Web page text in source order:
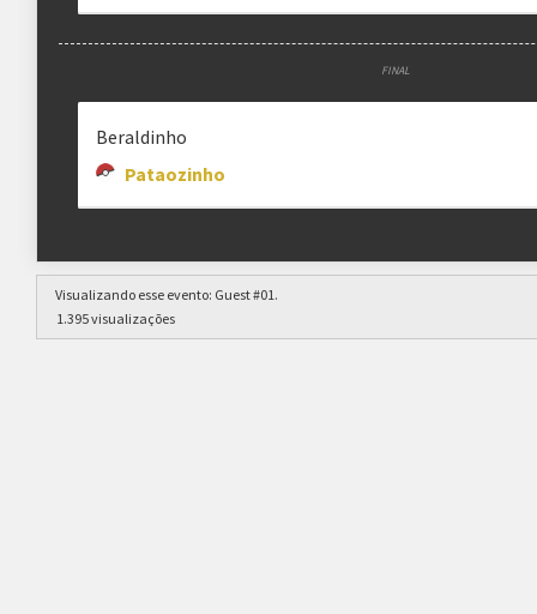
FINAL
Beraldinho
Pataozinho
Visualizando esse evento: Guest #01.
1.395 visualizações